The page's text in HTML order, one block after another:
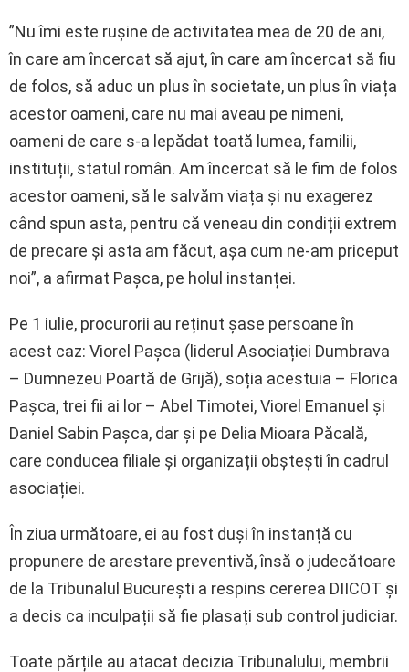
”Nu îmi este rușine de activitatea mea de 20 de ani,
în care am încercat să ajut, în care am încercat să fiu
de folos, să aduc un plus în societate, un plus în viața
acestor oameni, care nu mai aveau pe nimeni,
oameni de care s-a lepădat toată lumea, familii,
instituții, statul român. Am încercat să le fim de folos
acestor oameni, să le salvăm viața și nu exagerez
când spun asta, pentru că veneau din condiții extrem
de precare și asta am făcut, așa cum ne-am priceput
noi”, a afirmat Pașca, pe holul instanței.
Pe 1 iulie, procurorii au reținut șase persoane în
acest caz: Viorel Pașca (liderul Asociației Dumbrava
– Dumnezeu Poartă de Grijă), soția acestuia – Florica
Pașca, trei fii ai lor – Abel Timotei, Viorel Emanuel și
Daniel Sabin Pașca, dar și pe Delia Mioara Păcală,
care conducea filiale și organizații obștești în cadrul
asociației.
În ziua următoare, ei au fost duși în instanță cu
propunere de arestare preventivă, însă o judecătoare
de la Tribunalul București a respins cererea DIICOT și
a decis ca inculpații să fie plasați sub control judiciar.
Toate părțile au atacat decizia Tribunalului, membrii